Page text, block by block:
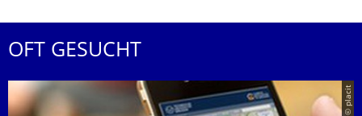
OFT GESUCHT
© placit